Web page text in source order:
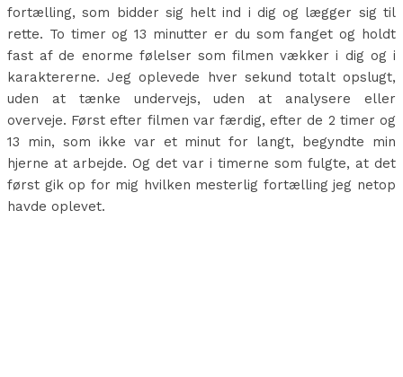
fortælling, som bidder sig helt ind i dig og lægger sig til
rette. To timer og 13 minutter er du som fanget og holdt
fast af de enorme følelser som filmen vækker i dig og i
karaktererne. Jeg oplevede hver sekund totalt opslugt,
uden at tænke undervejs, uden at analysere eller
overveje. Først efter filmen var færdig, efter de 2 timer og
13 min, som ikke var et minut for langt, begyndte min
hjerne at arbejde. Og det var i timerne som fulgte, at det
først gik op for mig hvilken mesterlig fortælling jeg netop
havde oplevet.